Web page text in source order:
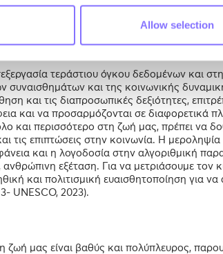
Allow selection
άτομα πρέπει να είναι ευπροσάρμοστα
τις πληροφορίες.
νοημοσύνη
τεράστιου όγκου δεδομένων και
συναισθημάτων και της κοινωνικής
και τις διαπροσωπικές δεξιότητες,
και να προσαρμόζονται σε διαφορετικά
και περισσότερο στη ζωή μας, πρέπει να
τις επιπτώσεις στην κοινωνία. Η
και η λογοδοσία στην αλγοριθμική
εξέταση. Για να μετριάσουμε τον
και πολιτισμική ευαισθητοποίηση για
UNESCO, 2023).
μας είναι βαθύς και πολύπλευρος,